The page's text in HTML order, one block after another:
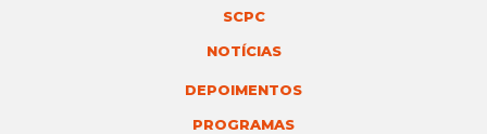
SCPC
NOTÍCIAS
DEPOIMENTOS
PROGRAMAS